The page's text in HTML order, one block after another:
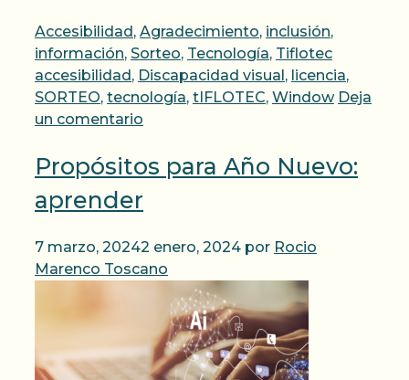
Categorías
Accesibilidad , Agradecimiento, inclusión,
información, Sorteo, Tecnología, TiflotecEtiquetas
accesibilidad , Discapacidad visual , licencia,
SORTEO, tecnología, tIFLOTEC, Window Deja
un comentario
Propósitos para Año Nuevo:
aprender
7 marzo, 20242 enero, 2024 por Rocio
Marenco Toscano